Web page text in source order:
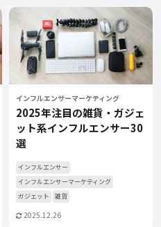
インフルエンサーマーケティング
2025年注目の雑貨・ガジェ
ット系インフルエンサー30
選
インフルエンサー
インフルエンサーマーケティング
ガジェット
雑貨
2025.12.26